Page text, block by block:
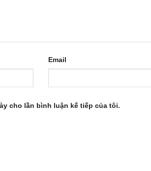
Email
cho lần bình luận kế tiếp của tôi.